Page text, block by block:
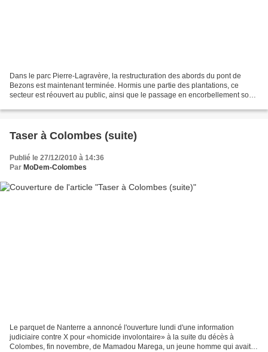
Dans le parc Pierre-Lagravère, la restructuration des abords du pont de
Bezons est maintenant terminée. Hormis une partie des plantations, ce
secteur est réouvert au public, ainsi que le passage en encorbellement sous
Taser à Colombes (suite)
Publié le 27/12/2010 à 14:36
Par MoDem-Colombes
Le parquet de Nanterre a annoncé l'ouverture lundi d'une information
judiciaire contre X pour «homicide involontaire» à la suite du décès à
Colombes, fin novembre, de Mamadou Marega, un jeune homme qui avait